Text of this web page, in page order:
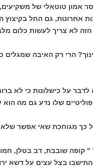
אמון טוטאלי של
אחרונות, גם החל
לא צריך לעשות כלום
לדבר על כישלונות כי לא
הפוליטיים שלו נדע גם מה
כך מגוחכת שאי אפשר שלא
קופה שובבת, דב בטלן,
התישבו בצל עצים על דשא